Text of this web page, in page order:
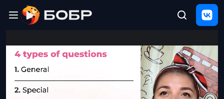
ЩЕЛЧОК
2026
материалы